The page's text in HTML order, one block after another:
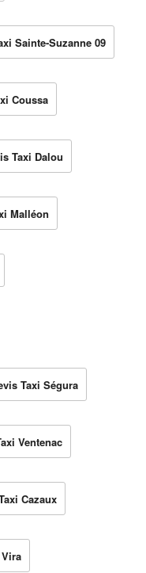
Sainte-Suzanne 09
Coussa
Taxi Dalou
Malléon
Taxi Ségura
Ventenac
Cazaux